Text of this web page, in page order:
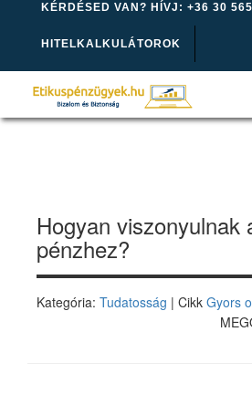
KÉRDÉSED VAN? HÍVJ: +36 30
HITELKALKULÁTOROK
Hogyan viszonyulnak
pénzhez?
Kategória: Tudatosság | Cikk Gyors